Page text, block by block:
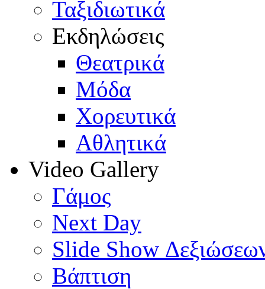
Ταξιδιωτικά
Εκδηλώσεις
Θεατρικά
Μόδα
Χορευτικά
Αθλητικά
Video Gallery
Γάμος
Next Day
Slide Show
Βάπτιση